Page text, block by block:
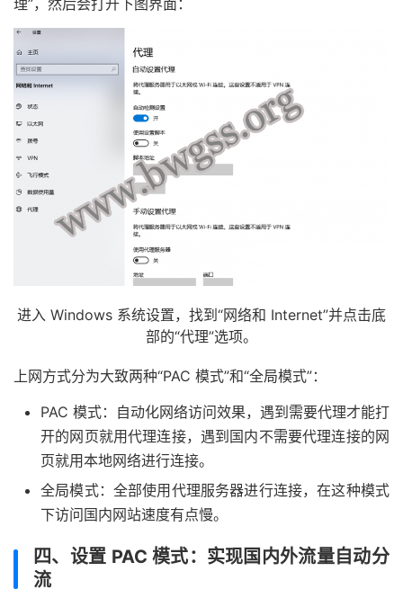
理”，然后会打开下图界面：
进入 Windows 系统设置，找到“网络和 Internet”并点击底
部的“代理”选项。
上网方式分为大致两种“PAC 模式”和“全局模式”：
PAC 模式：自动化网络访问效果，遇到需要代理才能打
开的网页就用代理连接，遇到国内不需要代理连接的网
页就用本地网络进行连接。
全局模式：全部使用代理服务器进行连接，在这种模式
下访问国内网站速度有点慢。
四、设置 PAC 模式：实现国内外流量自动分
流